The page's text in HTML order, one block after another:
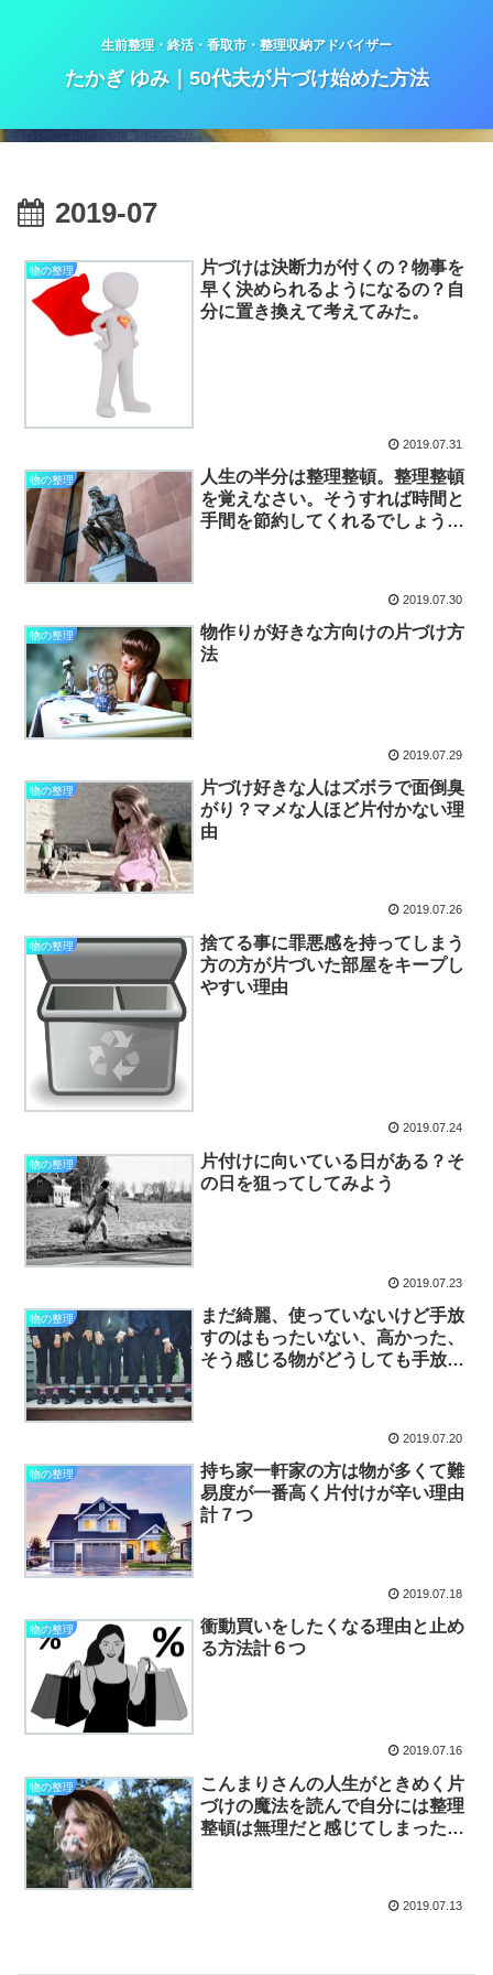
生前整理・終活・香取市・整理収納アドバイザー
たかぎ ゆみ｜50代夫が片づけ始めた方法
2019-07
物の整理
片づけは決断力が付くの？物事を
早く決められるようになるの？自
分に置き換えて考えてみた。
2019.07.31
物の整理
人生の半分は整理整頓。整理整頓
を覚えなさい。そうすれば時間と
手間を節約してくれるでしょう。
2019.07.30
物の整理
物作りが好きな方向けの片づけ方
法
2019.07.29
物の整理
片づけ好きな人はズボラで面倒臭
がり？マメな人ほど片付かない理
由
2019.07.26
物の整理
捨てる事に罪悪感を持ってしまう
方の方が片づいた部屋をキープし
やすい理由
2019.07.24
物の整理
片付けに向いている日がある？そ
の日を狙ってしてみよう
2019.07.23
物の整理
まだ綺麗、使っていないけど手放
すのはもったいない、高かった、
そう感じる物がどうしても手放せ
2019.07.20
物の整理
持ち家一軒家の方は物が多くて難
易度が一番高く片付けが辛い理由
計７つ
2019.07.18
物の整理
衝動買いをしたくなる理由と止め
る方法計６つ
2019.07.16
物の整理
こんまりさんの人生がときめく片
づけの魔法を読んで自分には整理
整頓は無理だと感じてしまった方
2019.07.13